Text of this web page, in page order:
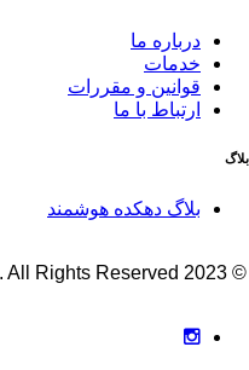
درباره ما
خدمات
قوانین و مقررات
ارتباط با ما
بلاگ
بلاگ دهکده هوشمند
© 2023